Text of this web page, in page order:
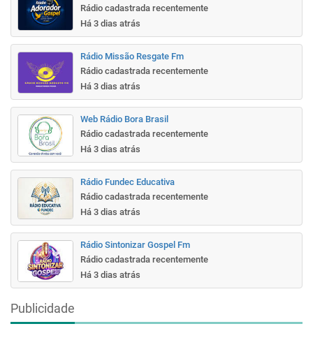
Rádio cadastrada recentemente
Há 3 dias atrás
Rádio Missão Resgate Fm
Rádio cadastrada recentemente
Há 3 dias atrás
Web Rádio Bora Brasil
Rádio cadastrada recentemente
Há 3 dias atrás
Rádio Fundec Educativa
Rádio cadastrada recentemente
Há 3 dias atrás
Rádio Sintonizar Gospel Fm
Rádio cadastrada recentemente
Há 3 dias atrás
Publicidade